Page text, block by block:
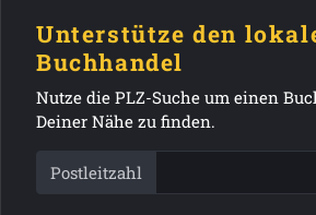
Unterstütze den
Buchhandel
Nutze die PLZ-Suche um einen
Deiner Nähe zu finden.
Postleitzahl